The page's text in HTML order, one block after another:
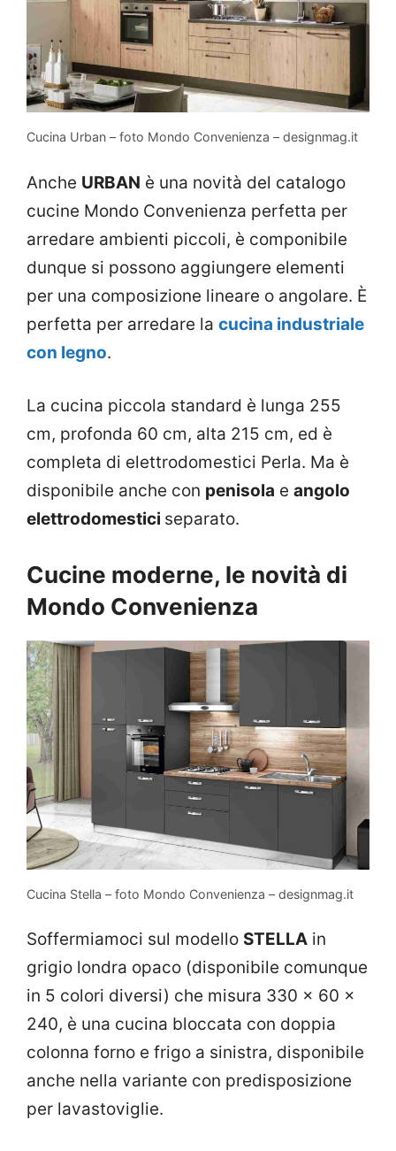
Cucina Urban – foto Mondo Convenienza – designmag.it
Anche URBAN è una novità del catalogo
cucine Mondo Convenienza perfetta per
arredare ambienti piccoli, è componibile
dunque si possono aggiungere elementi
per una composizione lineare o angolare. È
perfetta per arredare la cucina industriale
con legno.
La cucina piccola standard è lunga 255
cm, profonda 60 cm, alta 215 cm, ed è
completa di elettrodomestici Perla. Ma è
disponibile anche con penisola e angolo
elettrodomestici separato.
Cucine moderne, le novità di
Mondo Convenienza
Cucina Stella – foto Mondo Convenienza – designmag.it
Soffermiamoci sul modello STELLA in
grigio londra opaco (disponibile comunque
in 5 colori diversi) che misura 330 x 60 x
240, è una cucina bloccata con doppia
colonna forno e frigo a sinistra, disponibile
anche nella variante con predisposizione
per lavastoviglie.